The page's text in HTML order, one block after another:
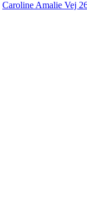
Caroline Amalie Vej